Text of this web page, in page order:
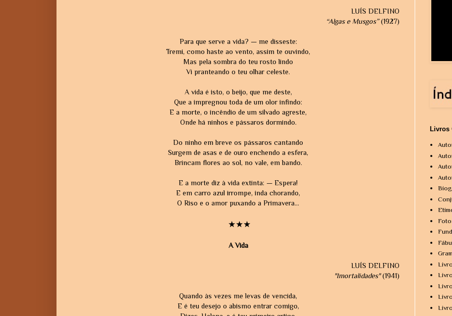
LUÍS DELFINO
“Algas e Musgos”(1927)
Para que serve a vida? — me disseste:
Tremi, como haste ao vento, assim te ouvindo,
Mas pela sombra do teu rosto lindo
Vi pranteando o teu olhar celeste.
A vida é isto, o beijo, que me deste,
Que a impregnou toda de um olor infindo:
E a morte, o incêndio de um silvado agreste,
Onde há ninhos e pássaros dormindo.
Do ninho em breve os pássaros cantando
Surgem de asas e de ouro enchendo a esfera,
Brincam flores ao sol, no vale, em bando.
E a morte diz à vida extinta: — Espera!
E em carro azul irrompe, inda chorando,
O Riso e o amor puxando a Primavera...
★★★
A Vida
LUÍS DELFINO
"Imortalidades"(1941)
Quando às vezes me levas de vencida,
E é teu desejo o abismo entrar comigo,
Livros